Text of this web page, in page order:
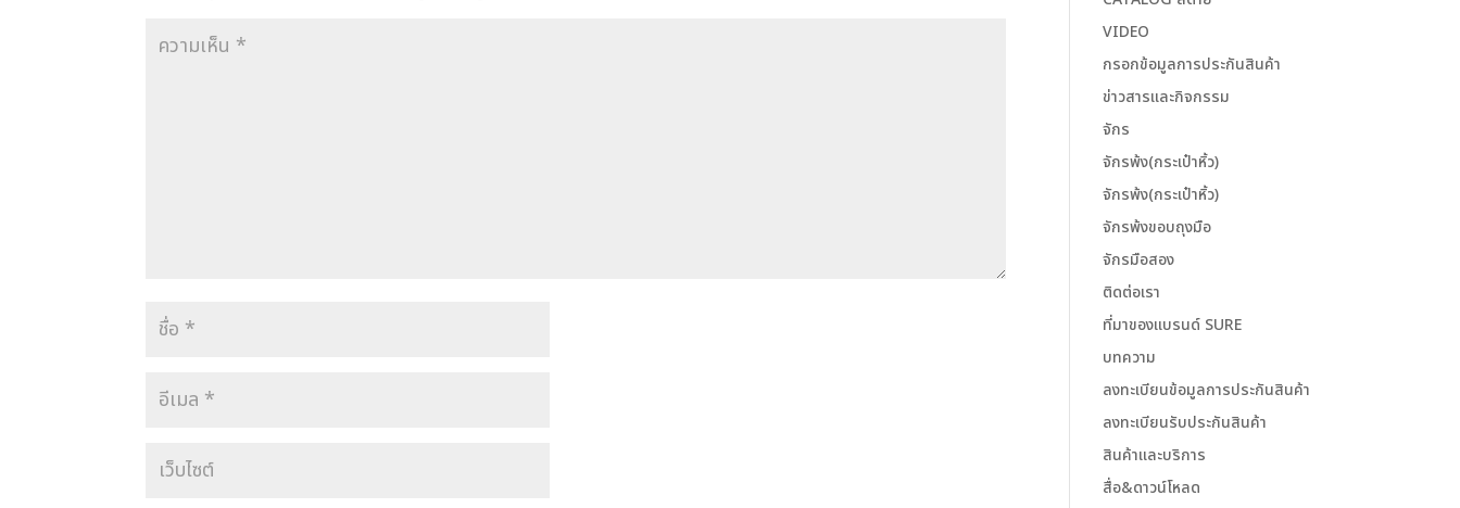
VIDEO
กรอกข้อมูลการประกันสินค้า
ข่าวสารและกิจกรรม
จักร
จักรพ้ง(กระเป๋าหิ้ว)
จักรพ้ง(กระเป๋าหิ้ว)
จักรพ้งขอบถุงมือ
จักรมือสอง
ติดต่อเรา
ที่มาของแบรนด์ SURE
บทความ
ลงทะเบียนข้อมูลการประกันสินค้า
ลงทะเบียนรับประกันสินค้า
สินค้าและบริการ
สื่อ&ดาวน์โหลด